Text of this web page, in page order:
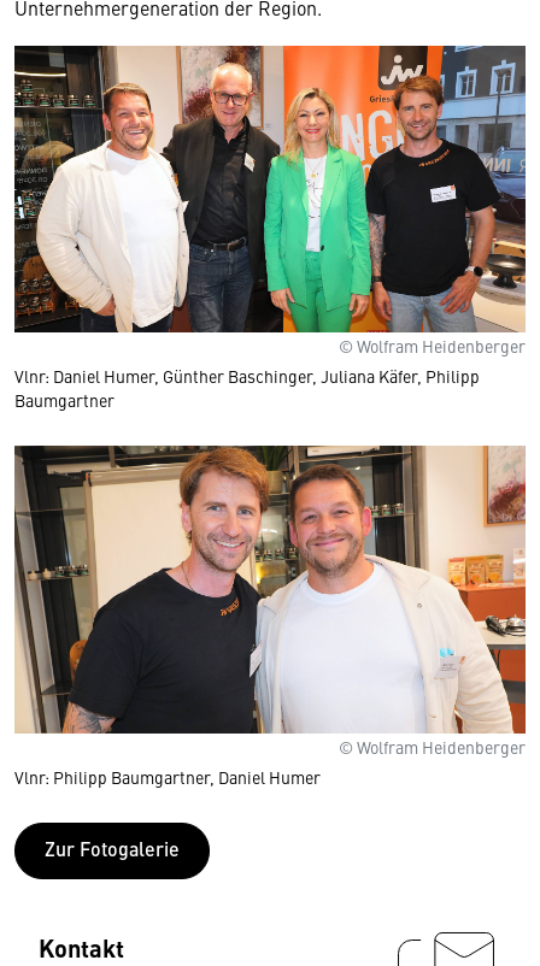
Unternehmergeneration der Region.
© Wolfram Heidenberger
Vlnr: Daniel Humer, Günther Baschinger, Juliana Käfer, Philipp
Baumgartner
© Wolfram Heidenberger
Vlnr: Philipp Baumgartner, Daniel Humer
Zur Fotogalerie
Kontakt